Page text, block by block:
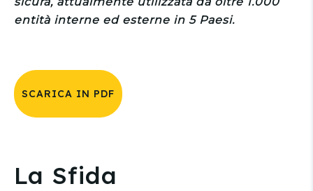
entità interne ed esterne in 5 Paesi.
SCARICA IN PDF
La Sfida